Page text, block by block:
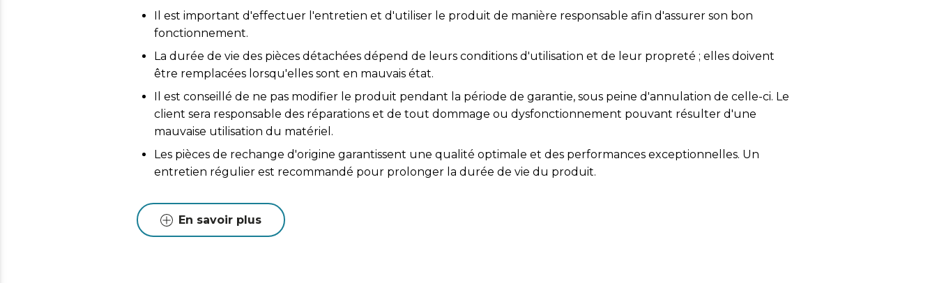
Il est important d'effectuer l'entretien et d'utiliser le produit de manière responsable afin d'assurer son bon
fonctionnement.
La durée de vie des pièces détachées dépend de leurs conditions d'utilisation et de leur propreté ; elles doivent
être remplacées lorsqu'elles sont en mauvais état.
Il est conseillé de ne pas modifier le produit pendant la période de garantie, sous peine d'annulation de celle-ci. Le
client sera responsable des réparations et de tout dommage ou dysfonctionnement pouvant résulter d'une
mauvaise utilisation du matériel.
Les pièces de rechange d'origine garantissent une qualité optimale et des performances exceptionnelles. Un
entretien régulier est recommandé pour prolonger la durée de vie du produit.
En savoir plus